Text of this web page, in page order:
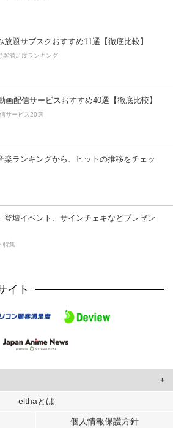
放題サブスクおすすめ11選【徹底比較】
客満足度ランキング
画配信サービスおすすめ40選【徹底比較】
サービス20選
楽ランキングから、ヒットの推移をチェッ
登壇イベント、サインチェキなどプレゼン
特集
イト
して、ユーザーに合わせたコンテンツや広告の
elthaとは
個人情報保護方針